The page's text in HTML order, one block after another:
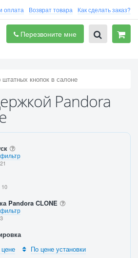
оплата Возврат товара Как сделать заказ?
Перезвоните мне
кнопок в салоне
Pandora
10
Pandora CLONE
По цене установки